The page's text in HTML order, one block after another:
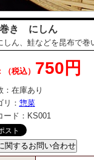
き にしん
しん、鮭などを昆布で
税込） 750円
在庫あり
リ： 惣菜
ード： KS001